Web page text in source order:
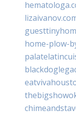
home-plow-